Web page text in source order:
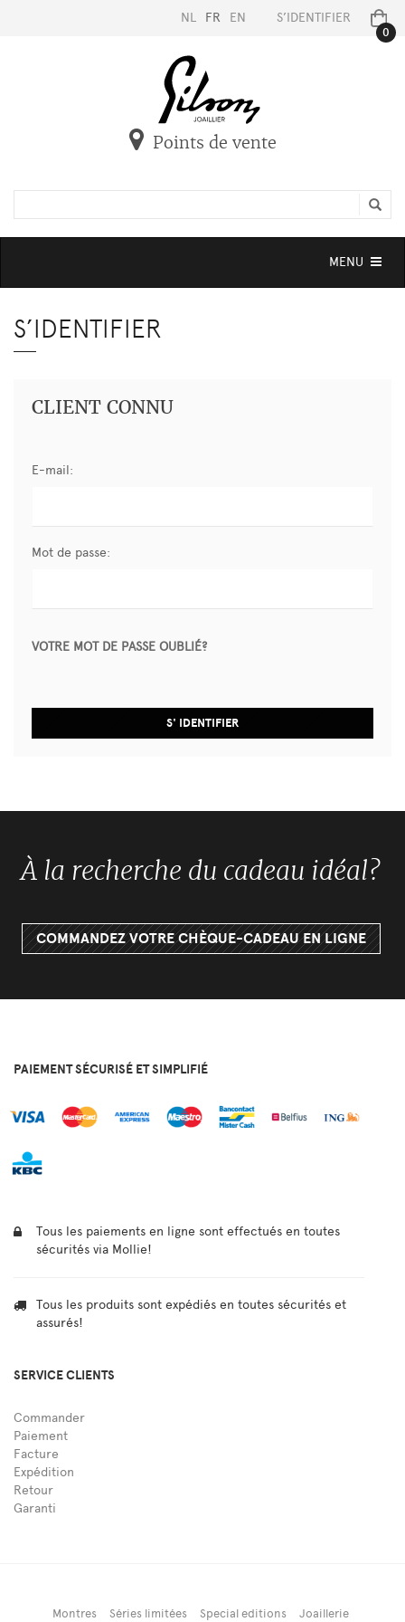
NL FR EN S’IDENTIFIER
0
Points de vente
Toggle
MENU
S’IDENTIFIER
CLIENT CONNU
E-mail:
Mot de passe:
VOTRE MOT DE PASSE OUBLIÉ?
S' IDENTIFIER
À la recherche du cadeau idéal?
COMMANDEZ VOTRE CHÈQUE-CADEAU EN LIGNE
PAIEMENT SÉCURISÉ ET SIMPLIFIÉ
Tous les paiements en ligne sont effectués en toutes
sécurités via Mollie!
Tous les produits sont expédiés en toutes sécurités et
assurés!
SERVICE CLIENTS
Commander
Paiement
Facture
Expédition
Retour
Garanti
Montres Séries limitées Special editions Joaillerie